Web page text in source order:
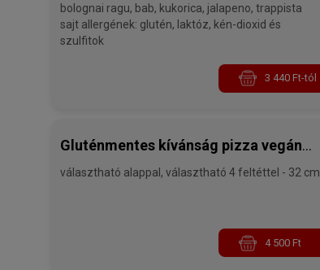
bolognai ragu, bab, kukorica, jalapeno, trappista
sajt allergének: glutén, laktóz, kén-dioxid és
szulfitok
3 440 Ft-tól
Gluténmentes kívánság pizza vegán
választható alappal, választható 4 feltéttel - 32 cm
4 500 Ft